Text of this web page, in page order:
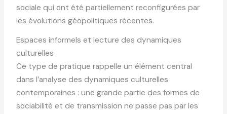
sociale qui ont été partiellement reconfigurées par
les évolutions géopolitiques récentes.
Espaces informels et lecture des dynamiques
culturelles
Ce type de pratique rappelle un élément central
dans l’analyse des dynamiques culturelles
contemporaines : une grande partie des formes de
sociabilité et de transmission ne passe pas par les